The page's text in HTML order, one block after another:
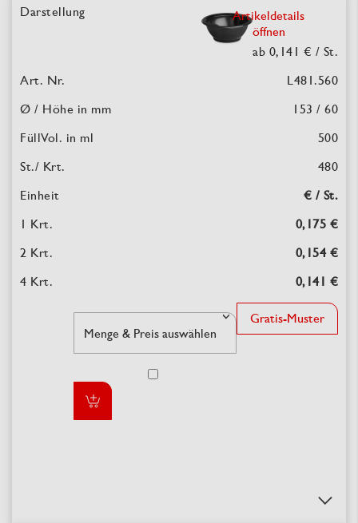
Artikeldetails
öffnen
ab 0,141 € / St.
L481.560
153 / 60
500
480
€ / St.
0,175 €
0,154 €
0,141 €
Gratis-Muster